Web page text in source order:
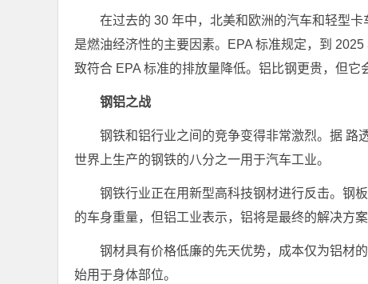
在过去的 30 年中，北美和欧洲的汽车和轻型
是燃油经济性的主要因素。EPA 标准规定，到
致符合 EPA 标准的排放量降低。铝比钢更贵，但它
钢铝之战
钢铁和铝行业之间的竞争变得非常激烈。据 路
世界上生产的钢铁的八分之一用于汽车工业。
钢铁行业正在用新型高科技钢材进行反击。钢
的车身重量，但铝工业表示，铝将是最终的解决方案
钢材具有价格低廉的先天优势，成本仅为铝材
始用于身体部位。